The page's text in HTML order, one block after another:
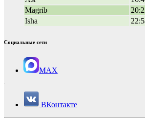
Magrib
Isha
Социальные сети
MAX
ВКонтакте